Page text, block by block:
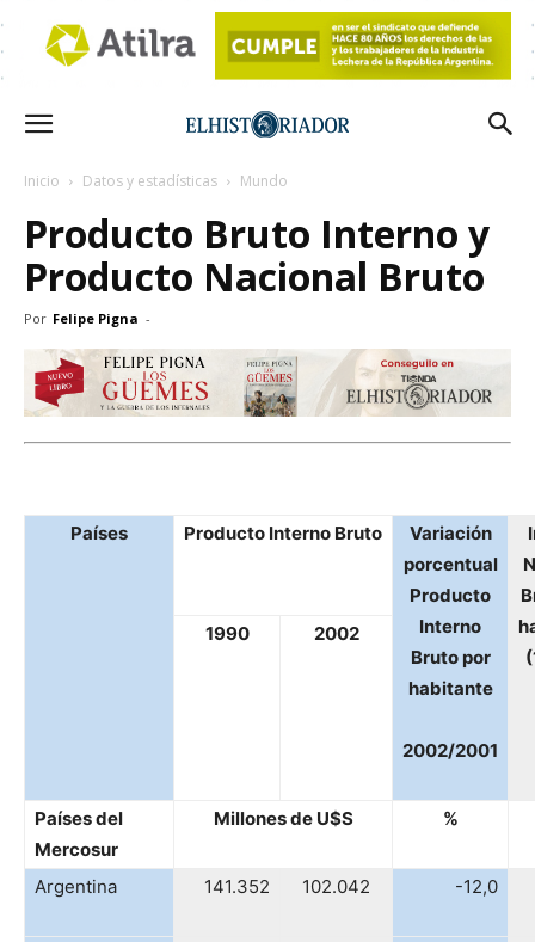
Inicio Datos y estadísticas Mundo
Producto Bruto Interno y
Producto Nacional Bruto
Por Felipe Pigna -
Países Producto Interno Bruto
Variación
porcentual
Producto
Interno
Bruto por
habitante
2002/2001
1990 2002
Países del
Mercosur
Millones de U$S %
Argentina 141.352 102.042 -12,0